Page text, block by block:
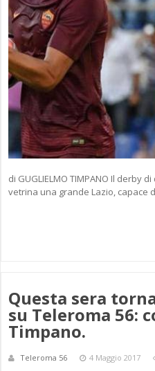
di GUGLIELMO TIMPANO Il derby
vetrina una grande Lazio, capace
Questa sera
su Teleroma 56:
Timpano.
Teleroma 56 4 Maggio 2017